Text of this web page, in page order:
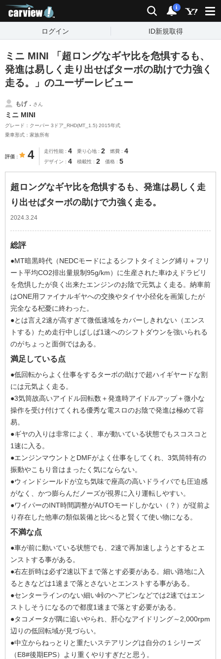
検索 通知
i
ログイン ID新規取得
ミニ MINI 「超ロングなギヤ比を危惧するも、
発進は易しく走り出せばターボの助けで力強く
走る。」のユーザーレビュー
もげ． さん
ミニ MINI
グレード：クーパー 3ドア_RHD(MT_1.5) 2015年式
乗車形式：家族所有
評価 4 走行性能 4 乗り心地 2 燃費 4
デザイン 4 積載性 2 価格 5
超ロングなギヤ比を危惧するも、発進は易しく走
り出せばターボの助けで力強く走る。
2024.3.24
総評
●MT暗黒時代（NEDCモードによるシフトタイミング縛り＋フリ
ート平均CO2排出量規制95g/km）に生産された車ゆえドラビリ
を危惧したが良く出来たエンジンのお陰で元気よく走る。納車前
はONE用ファイナルギヤへの交換やタイヤ小径化を画策したが
完全なる杞憂に終わった。
●とは言え2速が高すぎて微低速域をカバーしきれない（エンス
トする）ため走行中しばしば1速へのシフトダウンを強いられる
のがちょっと面倒ではある。
満足している点
●低回転からよく仕事をするターボの助けで超ハイギヤードな割
には元気よく走る。
●3気筒故高いアイドル回転数＋発進時アイドルアップ＋微小な
操作を受け付けてくれる優秀な電スロのお陰で発進は極めて容
易。
●ギヤの入りは非常によく、車が動いている状態でもスコスコと
1速に入る。
●エンジンマウントとDMFがよく仕事をしてくれ、3気筒特有の
振動やこもり音はまったく気にならない。
●ウィンドシールドが立ち気味で座高の高いドライバでも圧迫感
がなく、かつ膨らんだノーズが視界に入り運転しやすい。
●ワイパーのINT時間調整がAUTOモードしかない（？）が従前よ
り存在した他車の類似装備と比べると賢くて使い物になる。
不満な点
●車が前に動いている状態でも、2速で再加速しようとするとエ
ンストする事がある。
●右左折時は必ず2速以下まで落とす必要がある。細い路地に入
るときなどは1速まで落とさないとエンストする事がある。
●センターラインのない細い峠のヘアピンなどでは2速ではエン
ストしそうになるので都度1速まで落とす必要がある。
●タコメータが隅に追いやられ、肝心なアイドリング～2,000rpm
辺りの低回転域が見づらい。
●中立からねっとりと重たいステアリングは自分の１シリーズ
（E8#後期EPS）より重くやりすぎだと思う。